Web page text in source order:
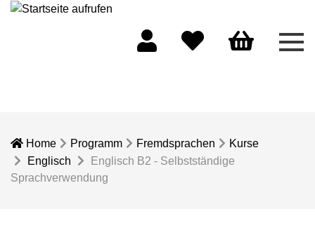
Home Programm Fremdsprachen
Kurse
Englisch
Englisch B2 - Selbstständige
Sprachverwendung